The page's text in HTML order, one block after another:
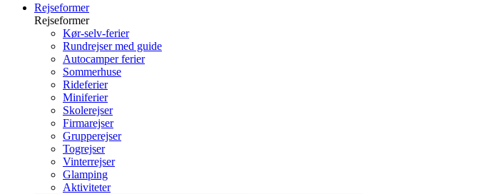
Rejseformer
Rejseformer
Kør-selv-ferier
Rundrejser med guide
Autocamper ferier
Sommerhuse
Rideferier
Miniferier
Skolerejser
Firmarejser
Grupperejser
Togrejser
Vinterrejser
Glamping
Aktiviteter